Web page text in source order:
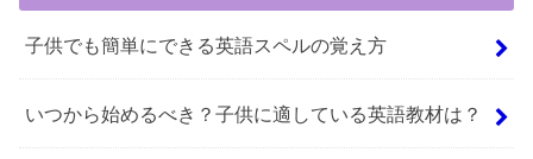
子供でも簡単にできる英語スペルの覚え方
いつから始めるべき？子供に適している英語教材は？